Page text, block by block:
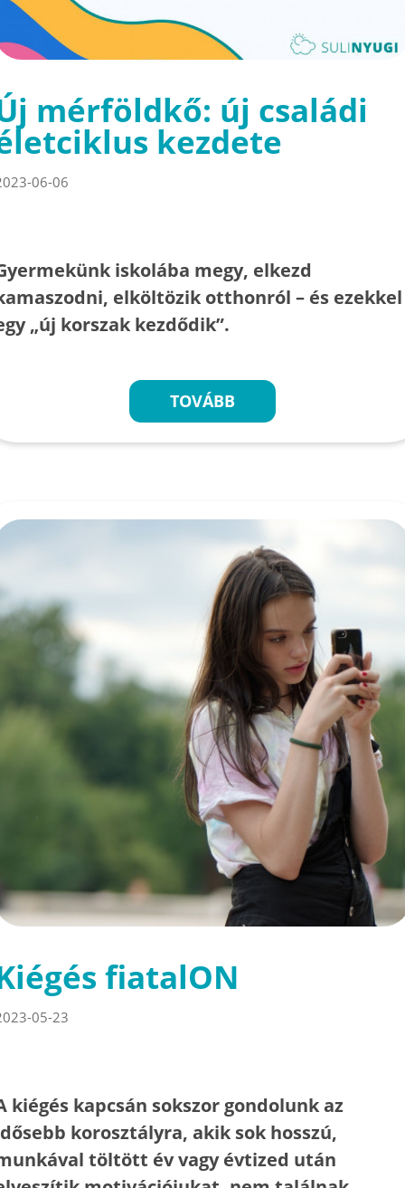
mérföldkő: új családi
kezdete
06-06
iskolába megy, elkezd
elköltözik otthonról – és ezekkel
„új korszak kezdődik”.
TOVÁBB
fiatalON
05-23
kiégés kapcsán sokszor gondolunk az
korosztályra, akik sok hosszú,
töltött év vagy évtized után